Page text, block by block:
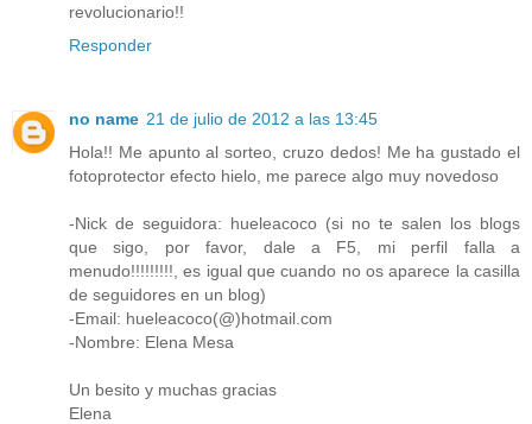
revolucionario!!
Responder
no name 21 de julio de 2012 a las 13:45
Hola!! Me apunto al sorteo, cruzo dedos! Me ha gustado el
fotoprotector efecto hielo, me parece algo muy novedoso
-Nick de seguidora: hueleacoco (si no te salen los blogs
que sigo, por favor, dale a F5, mi perfil falla a
menudo!!!!!!!!!, es igual que cuando no os aparece la casilla
de seguidores en un blog)
-Email: hueleacoco(@)hotmail.com
-Nombre: Elena Mesa
Un besito y muchas gracias
Elena